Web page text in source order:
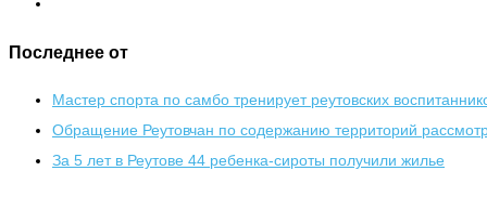
Последнее от
Мастер спорта по самбо тренирует реутовских
Обращение Реутовчан по содержанию территорий
За 5 лет в Реутове 44 ребенка-сироты получили жилье